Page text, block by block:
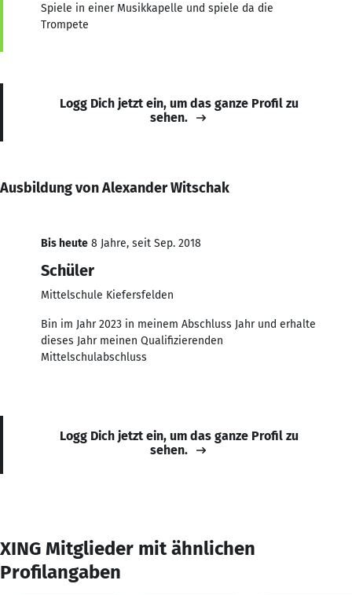
Spiele in einer Musikkapelle und spiele da die
Trompete
Logg Dich jetzt ein, um das ganze Profil zu
sehen.
Ausbildung von Alexander Witschak
Bis heute 8 Jahre, seit Sep. 2018
Schüler
Mittelschule Kiefersfelden
Bin im Jahr 2023 in meinem Abschluss Jahr und erhalte
dieses Jahr meinen Qualifizierenden
Mittelschulabschluss
Logg Dich jetzt ein, um das ganze Profil zu
sehen.
XING Mitglieder mit ähnlichen
Profilangaben